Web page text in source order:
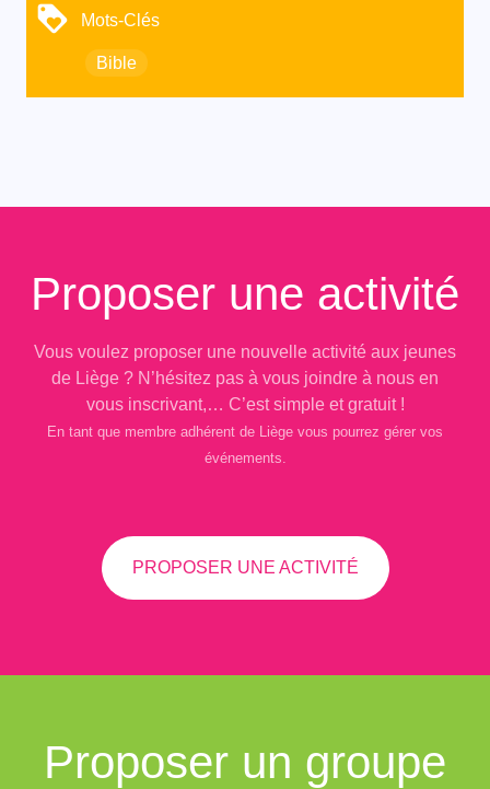
Mots-Clés
Bible
Proposer une activité
Vous voulez proposer une nouvelle activité aux jeunes
de Liège ? N’hésitez pas à vous joindre à nous en
vous inscrivant,… C’est simple et gratuit !
En tant que membre adhérent de Liège vous pourrez gérer vos
événements.
PROPOSER UNE ACTIVITÉ
Proposer un groupe